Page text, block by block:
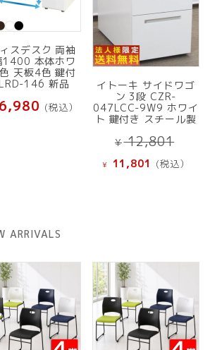
スデスク 両袖
1400 本体ホワ
天板4色 鍵付
146 新品
(税込）
品
イトーキ サイドワゴ
ン 3段 CZR-
047LCC-9W9 ホワイ
ト 鍵付き スチール製
¥12,801
の
価
¥ 11,801 現
で
す。
(税込）
ARRIVALS